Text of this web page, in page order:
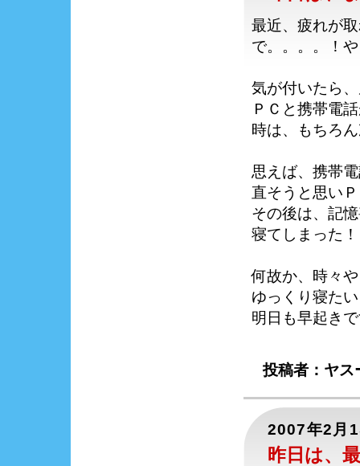
最近、疲れが
で。。。。！
気が付いたら
ＰＣと携帯電
時は、もちろ
思えば、携帯
直そうと思い
その後は、記
寝てしまった
何故か、時々
ゆっくり寝た
明日も早起き
投稿者：ヤ
2007年2月
昨日は、